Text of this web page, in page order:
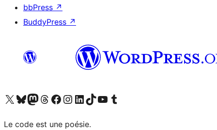
bbPress ↗
BuddyPress ↗
Visitez notre compte X (précédemment Twitter)
Visiter notre compte Bluesky
Visiter notre compte Mastodon
Visiter notre compte Threads
Consulter notre compte Facebook
Consulter notre compte Instagram
Consulter notre compte LinkedIn
Visiter notre compte TokTok
Visiter notre chaîne YouTube
Visiter notre compte Tumblr
Le code est une poésie.